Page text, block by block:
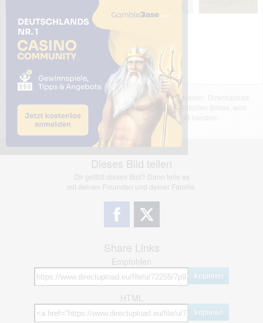
Das dargestellte Bild wurde von einem Nutzer hochgeladen. Directupload
übernimmt keinerlei Haftung für den Inhalt des dargestellten Bildes, wird
jedoch bei Verstößen nach §2(3) unserer AGB handeln.
Dieses Bild teilen
Dir gefällt dieses Bild? Dann teile es
mit deinen Freunden und deiner Familie.
Share Links
Empfohlen
kopieren
HTML
kopieren